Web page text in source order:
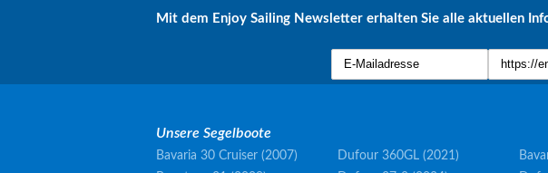
Mit dem Enjoy Sailing Newsletter erhalten Sie alle aktuellen
Unsere Segelboote
Bavaria 30 Cruiser (2007)
Dufour 360GL (2021)